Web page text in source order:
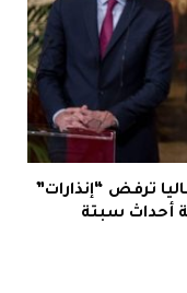
ترفض “إنذارات”
أحداث سبتة